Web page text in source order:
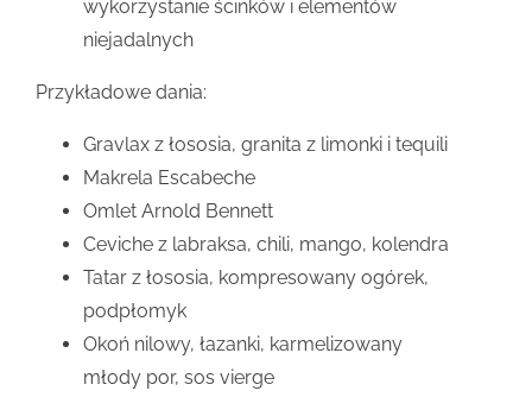
wykorzystanie ścinków i elementów
niejadalnych
Przykładowe dania:
Gravlax z łososia, granita z limonki i tequili
Makrela Escabeche
Omlet Arnold Bennett
Ceviche z labraksa, chili, mango, kolendra
Tatar z łososia, kompresowany ogórek,
podpłomyk
Okoń nilowy, łazanki, karmelizowany
młody por, sos vierge